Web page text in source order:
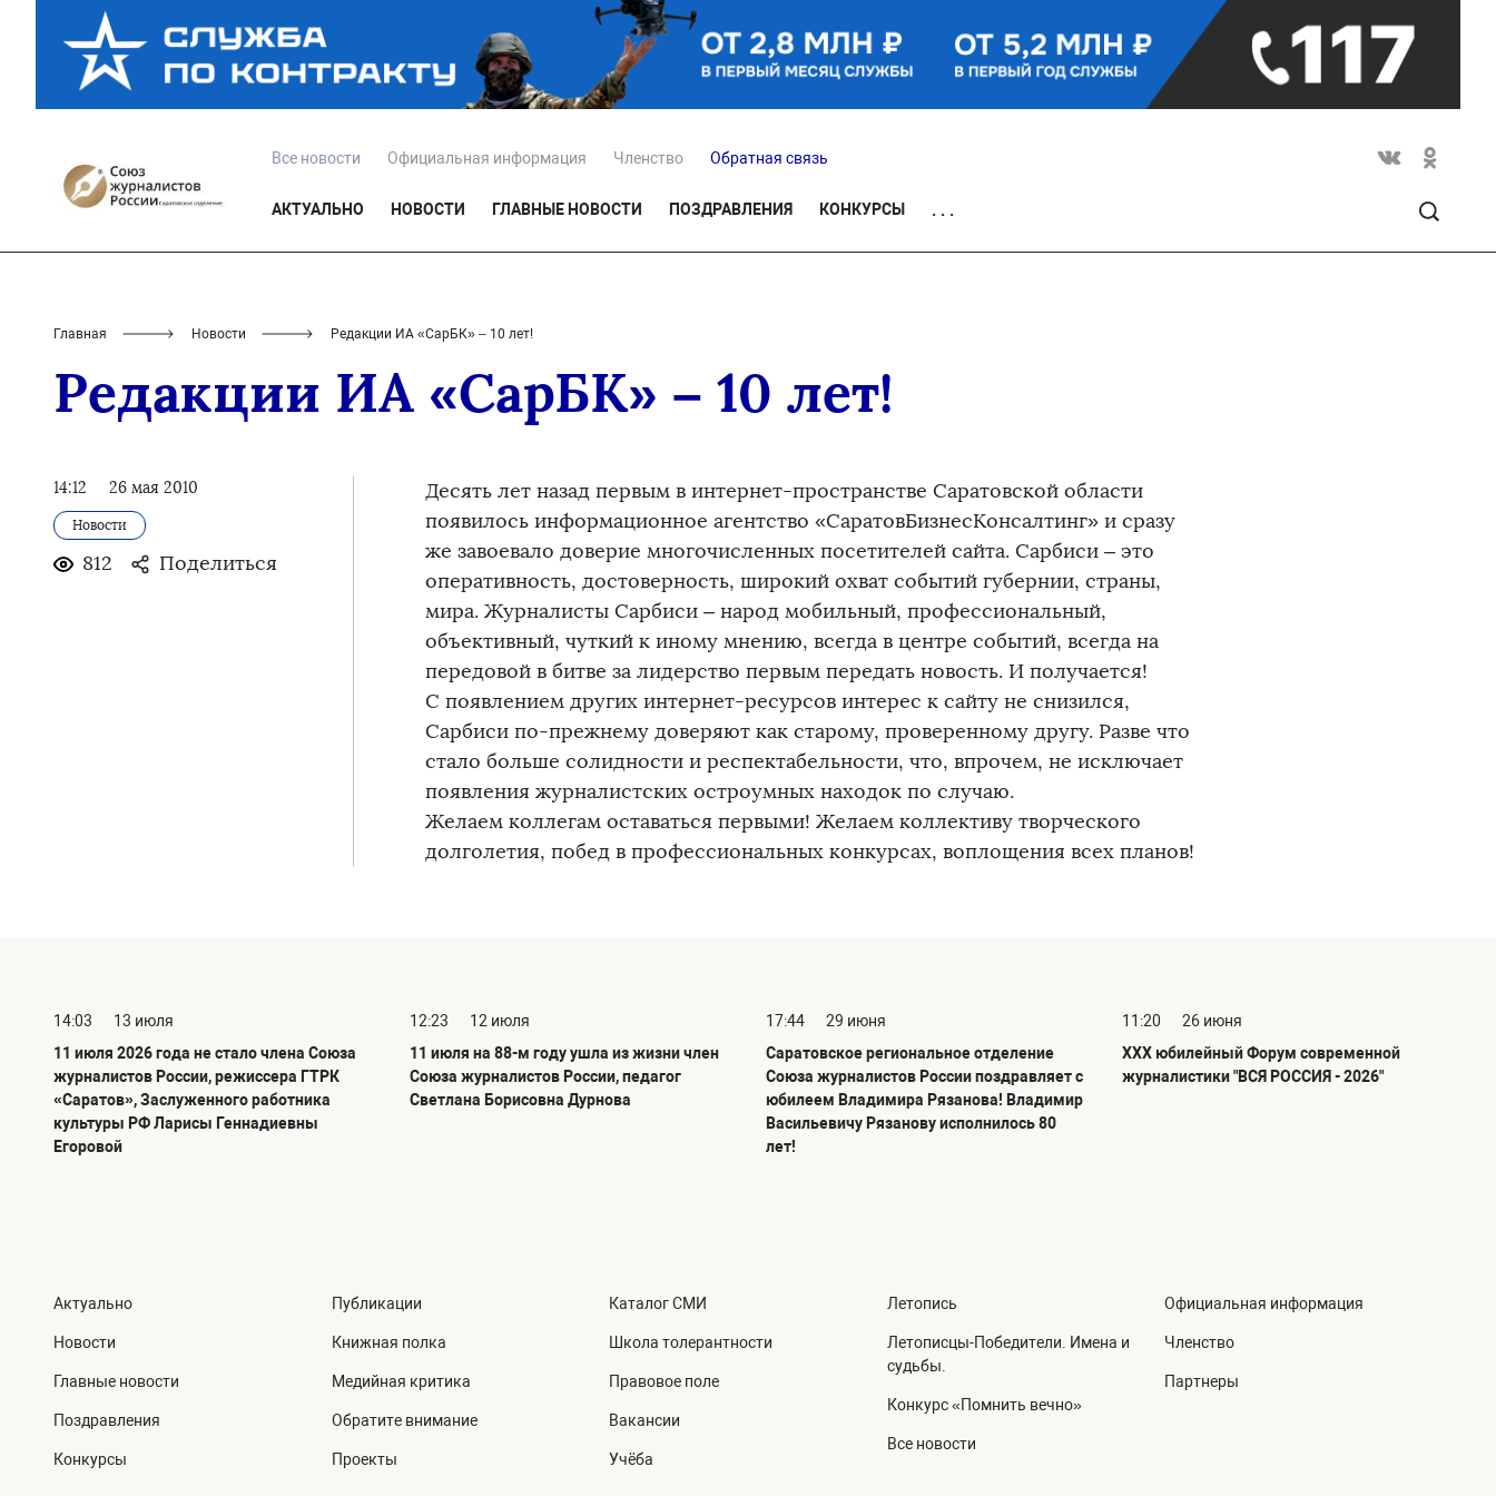
Все новости Официальная информация Членство Обратная связь
АКТУАЛЬНО НОВОСТИ ГЛАВНЫЕ НОВОСТИ ПОЗДРАВЛЕНИЯ КОНКУРСЫ . . .
Главная Новости Редакции ИА «СарБК» – 10 лет!
Редакции ИА «СарБК» – 10 лет!
14:12 26 мая 2010
Новости
812 Поделиться
Десять лет назад первым в интернет-пространстве Саратовской области
появилось информационное агентство «СаратовБизнесКонсалтинг» и сразу
же завоевало доверие многочисленных посетителей сайта. Сарбиси – это
оперативность, достоверность, широкий охват событий губернии, страны,
мира. Журналисты Сарбиси – народ мобильный, профессиональный,
объективный, чуткий к иному мнению, всегда в центре событий, всегда на
передовой в битве за лидерство первым передать новость. И получается!
С появлением других интернет-ресурсов интерес к сайту не снизился,
Сарбиси по-прежнему доверяют как старому, проверенному другу. Разве что
стало больше солидности и респектабельности, что, впрочем, не исключает
появления журналистских остроумных находок по случаю.
Желаем коллегам оставаться первыми! Желаем коллективу творческого
долголетия, побед в профессиональных конкурсах, воплощения всех планов!
14:03
13 июля
11 июля 2026 года не стало члена Союза
журналистов России, режиссера ГТРК
«Саратов», Заслуженного работника
культуры РФ Ларисы Геннадиевны
Егоровой
12:23
12 июля
11 июля на 88-м году ушла из жизни член
Союза журналистов России, педагог
Светлана Борисовна Дурнова
17:44
29 июня
Саратовское региональное отделение
Союза журналистов России поздравляет с
юбилеем Владимира Рязанова! Владимир
Васильевичу Рязанову исполнилось 80
лет!
11:20
26 июня
ХХХ юбилейный Форум современной
журналистики "ВСЯ РОССИЯ - 2026"
Актуально
Новости
Главные новости
Поздравления
Конкурсы
Публикации
Книжная полка
Медийная критика
Обратите внимание
Проекты
Каталог СМИ
Школа толерантности
Правовое поле
Вакансии
Учёба
Летопись
Летописцы-Победители. Имена и
судьбы.
Конкурс «Помнить вечно»
Все новости
Официальная информация
Членство
Партнеры